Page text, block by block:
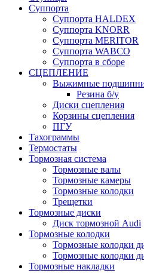
Суппорта
Суппорта HALDEX
Суппорта KNORR
Суппорта MERITOR
Суппорта WABCO
Суппорта в сборе
СЦЕПЛЕНИЕ
Выжимные
Резина б/у
Диски сцепления
Корзины сцепления
ПГУ
Тахограммы
Термостаты
Тормозная система
Тормозные валы
Тормозные камеры
Тормозные колодки
Трещетки
Тормозные диски
Диск тормозной Audi
Тормозные колодки
Тормозные колодки
Тормозные колодки
Тормозные накладки